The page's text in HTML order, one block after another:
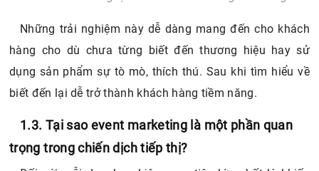
Những trải nghiệm này dễ dàng mang đến cho khách
hàng cho dù chưa từng biết đến thương hiệu hay sử
dụng sản phẩm sự tò mò, thích thú. Sau khi tìm hiểu về
biết đến lại dễ trở thành khách hàng tiềm năng.
1.3. Tại sao event marketing là một phần quan
trọng trong chiến dịch tiếp thị?